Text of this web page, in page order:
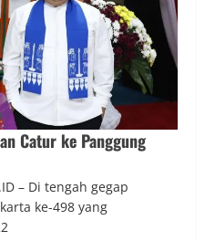
Catur ke Panggung
– Di tengah gegap
ke-498 yang